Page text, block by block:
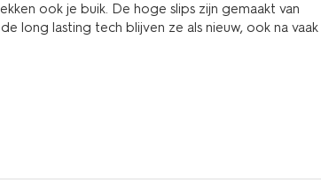
ook je buik. De hoge slips zijn gemaakt van
long lasting tech blijven ze als nieuw, ook na vaak